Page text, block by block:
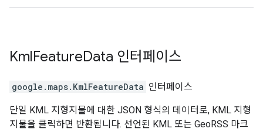
KmlFeatureData 인터페이스
google.maps. KmlFeatureData 인터페이스
단일 KML 지형지물에 대한 JSON 형식의 데이터로, KML 지형
지물을 클릭하면 반환됩니다. 선언된 KML 또는 GeoRSS 마크